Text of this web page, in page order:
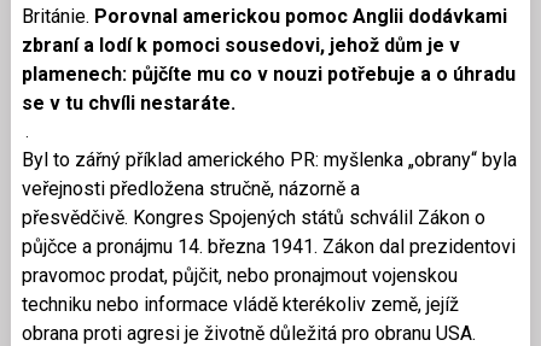
Británie. Porovnal americkou pomoc Anglii dodávkami
zbraní a lodí k pomoci sousedovi, jehož dům je v
plamenech: půjčíte mu co v nouzi potřebuje a o úhradu
se v tu chvíli nestaráte.
Byl to zářný příklad amerického PR: myšlenka „obrany“ byla
veřejnosti předložena stručně, názorně a
přesvědčivě. Kongres Spojených států schválil Zákon o
půjčce a pronájmu 14. března 1941. Zákon dal prezidentovi
pravomoc prodat, půjčit, nebo pronajmout vojenskou
techniku nebo informace vládě kterékoliv země, jejíž
obrana proti agresi je životně důležitá pro obranu USA.